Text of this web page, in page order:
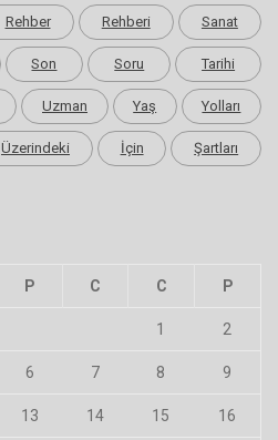
Rehber Rehberi Sanat
Son Soru Tarihi
Uzman Yaş Yolları
Üzerindeki İçin Şartları
P C C P
1 2
6 7 8 9
13 14 15 16